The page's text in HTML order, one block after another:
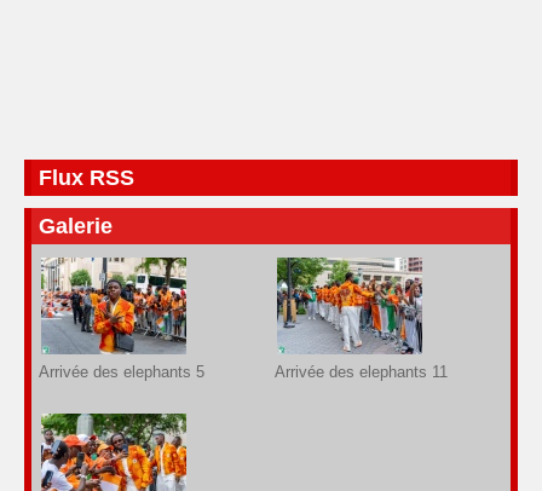
Flux RSS
Galerie
Arrivée des elephants 5 Arrivée des elephants 11